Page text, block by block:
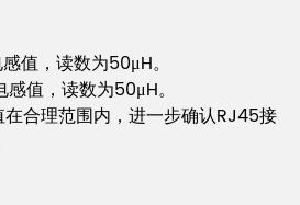
值，读数为50μH。
值，读数为50μH。
合理范围内，进一步确认RJ45接